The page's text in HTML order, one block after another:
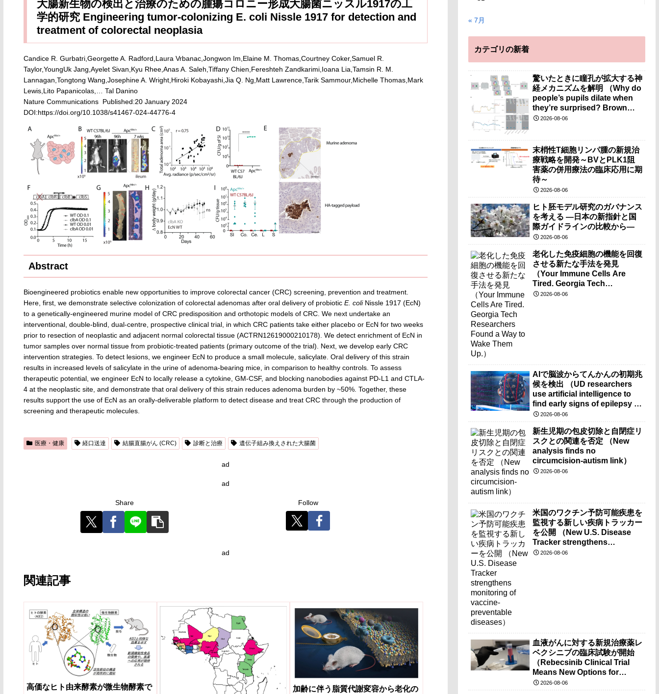
大腸新生物の検出と治療のための腫瘍コロニー形成大腸菌ニッスル1917の工
学的研究 Engineering tumor-colonizing E. coli Nissle 1917 for detection and
treatment of colorectal neoplasia
Candice R. Gurbatri,Georgette A. Radford,Laura Vrbanac,Jongwon Im,Elaine M. Thomas,Courtney Coker,Samuel R.
Taylor,YoungUk Jang,Ayelet Sivan,Kyu Rhee,Anas A. Saleh,Tiffany Chien,Fereshteh Zandkarimi,Ioana Lia,Tamsin R. M.
Lannagan,Tongtong Wang,Josephine A. Wright,Hiroki Kobayashi,Jia Q. Ng,Matt Lawrence,Tarik Sammour,Michelle Thomas,Mark
Lewis,Lito Papanicolas,… Tal Danino
Nature Communications Published:20 January 2024
DOI:https://doi.org/10.1038/s41467-024-44776-4
Abstract
Bioengineered probiotics enable new opportunities to improve colorectal cancer (CRC) screening, prevention and treatment.
Here, first, we demonstrate selective colonization of colorectal adenomas after oral delivery of probiotic E. coliNissle 1917 (EcN)
to a genetically-engineered murine model of CRC predisposition and orthotopic models of CRC. We next undertake an
interventional, double-blind, dual-centre, prospective clinical trial, in which CRC patients take either placebo or EcN for two weeks
prior to resection of neoplastic and adjacent normal colorectal tissue (ACTRN12619000210178). We detect enrichment of EcN in
tumor samples over normal tissue from probiotic-treated patients (primary outcome of the trial). Next, we develop early CRC
intervention strategies. To detect lesions, we engineer EcN to produce a small molecule, salicylate. Oral delivery of this strain
results in increased levels of salicylate in the urine of adenoma-bearing mice, in comparison to healthy controls. To assess
therapeutic potential, we engineer EcN to locally release a cytokine, GM-CSF, and blocking nanobodies against PD-L1 and CTLA-
4 at the neoplastic site, and demonstrate that oral delivery of this strain reduces adenoma burden by ~50%. Together, these
results support the use of EcN as an orally-deliverable platform to detect disease and treat CRC through the production of
screening and therapeutic molecules.
医療・健康 経口送達 結腸直腸がん (CRC) 診断と治療 遺伝子組み換えされた大腸菌
ad
ad
Share Follow
ad
関連記事
高価なヒト由来酵素が微生物酵素で
加齢に伴う脂質代謝変容から老化の
« 7月
カテゴリの新着
驚いたときに瞳孔が拡大する神
経メカニズムを解明 （Why do
people’s pupils dilate when
they’re surprised? Brown
researchers explain）
2026-08-06
末梢性T細胞リンパ腫の新規治
療戦略を開発～BVとPLK1阻
害薬の併用療法の臨床応用に期
待～
2026-08-06
ヒト胚モデル研究のガバナンス
を考える ―日本の新指針と国
際ガイドラインの比較から―
2026-08-06
老化した免疫細胞の機能を回復
させる新たな手法を発見
（Your Immune Cells Are
Tired. Georgia Tech
Researchers Found a Way to
2026-08-06
AIで脳波からてんかんの初期兆
候を検出 （UD researchers
use artificial intelligence to
find early signs of epilepsy in
brain-wave recordings）
2026-08-06
新生児期の包皮切除と自閉症リ
スクとの関連を否定 （New
analysis finds no
circumcision-autism link）
2026-08-06
米国のワクチン予防可能疾患を
監視する新しい疾病トラッカー
を公開 （New U.S. Disease
Tracker strengthens
monitoring of vaccine-
2026-08-06
血液がんに対する新規治療薬レ
ベクシニブの臨床試験が開始
（Rebecsinib Clinical Trial
Means New Options for
Blood Cancer）
2026-08-06